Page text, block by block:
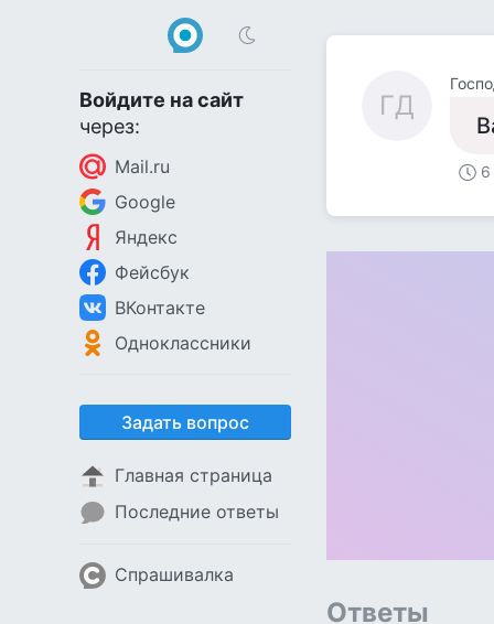
Войдите на сайт
через:
Mail.ru
Google
Яндекс
Фейсбук
ВКонтакте
Одноклассники
Задать вопрос
Главная страница
Последние ответы
Спрашивалка
ГД
6
Ответы